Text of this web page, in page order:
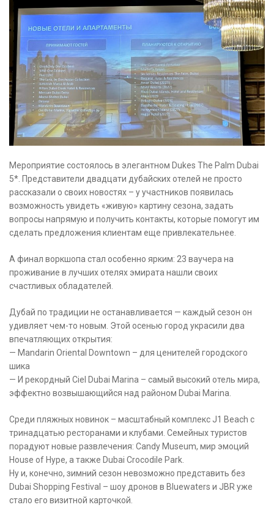
Мероприятие состоялось в элегантном Dukes The Palm Dubai
5*. Представители двадцати дубайских отелей не просто
рассказали о своих новостях – у участников появилась
возможность увидеть «живую» картину сезона, задать
вопросы напрямую и получить контакты, которые помогут им
сделать предложения клиентам еще привлекательнее.
А финал воркшопа стал особенно ярким: 23 ваучера на
проживание в лучших отелях эмирата нашли своих
счастливых обладателей.
Дубай по традиции не останавливается — каждый сезон он
удивляет чем-то новым. Этой осенью город украсили два
впечатляющих открытия:
— Mandarin Oriental Downtown – для ценителей городского
шика
— И рекордный Ciel Dubai Marina – самый высокий отель мира,
эффектно возвышающийся над районом Dubai Marina.
Среди пляжных новинок – масштабный комплекс J1 Beach с
тринадцатью ресторанами и клубами. Семейных туристов
порадуют новые развлечения: Candy Museum, мир эмоций
House of Hype, а также Dubai Crocodile Park.
Ну и, конечно, зимний сезон невозможно представить без
Dubai Shopping Festival – шоу дронов в Bluewaters и JBR уже
стало его визитной карточкой.